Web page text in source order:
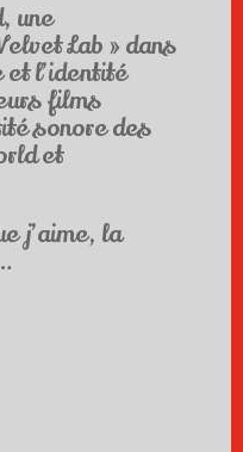
une
Lab » dans
l’identité
films
sonore des
et
j’aime, la